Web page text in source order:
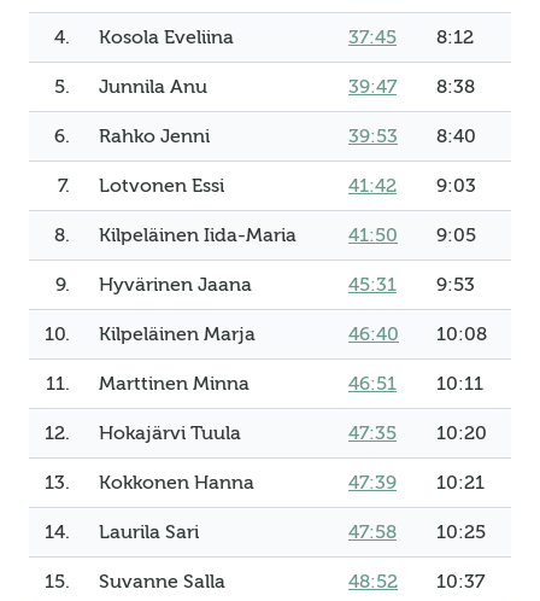
4. Kosola Eveliina 37:45 8:12
5. Junnila Anu 39:47 8:38
6. Rahko Jenni 39:53 8:40
7. Lotvonen Essi 41:42 9:03
8. Kilpeläinen Iida-Maria 41:50 9:05
9. Hyvärinen Jaana 45:31 9:53
10. Kilpeläinen Marja 46:40 10:08
11. Marttinen Minna 46:51 10:11
12. Hokajärvi Tuula 47:35 10:20
13. Kokkonen Hanna 47:39 10:21
14. Laurila Sari 47:58 10:25
15. Suvanne Salla 48:52 10:37